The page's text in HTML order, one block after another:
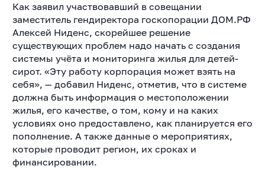
Как заявил участвовавший в совещании
заместитель гендиректора госкопорации ДОМ.РФ
Алексей Ниденс, скорейшее решение
существующих проблем надо начать с создания
системы учёта и мониторинга жилья для детей-
сирот. «Эту работу корпорация может взять на
себя», — добавил Ниденс, отметив, что в системе
должна быть информация о местоположении
жилья, его качестве, о том, кому и на каких
условиях оно предоставлено, как планируется его
пополнение. А также данные о мероприятиях,
которые проводит регион, их сроках и
финансировании.